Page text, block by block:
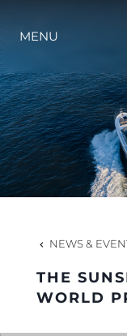
MENU
NEWS &
THE
WORLD